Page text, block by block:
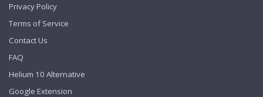
Privacy Policy
Terms of Service
Contact Us
FAQ
Helium 10 Alternative
Google Extension